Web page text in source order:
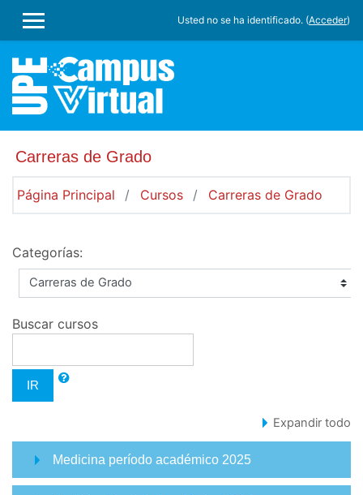
PANEL LATERAL
Usted no se ha identificado. (Acceder)
Carreras de Grado
Página Principal Cursos Carreras de Grado
Categorías:
Buscar cursos
IR
Expandir todo
Medicina período académico 2025